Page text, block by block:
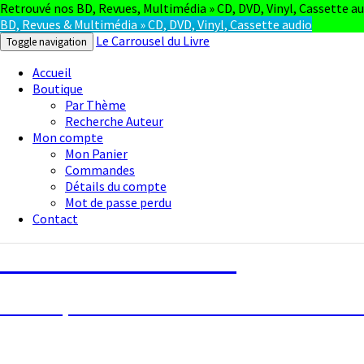
Retrouvé nos BD, Revues, Multimédia » CD, DVD, Vinyl, Cassette
BD, Revues & Multimédia » CD, DVD, Vinyl, Cassette audio
Toggle navigation
Le Carrousel du Livre
Accueil
Boutique
Par Thème
Recherche Auteur
Mon compte
Mon Panier
Commandes
Détails du compte
Mot de passe perdu
Contact